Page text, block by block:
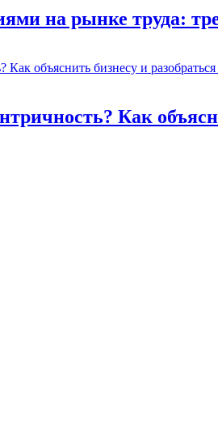
на рынке труда:
Как